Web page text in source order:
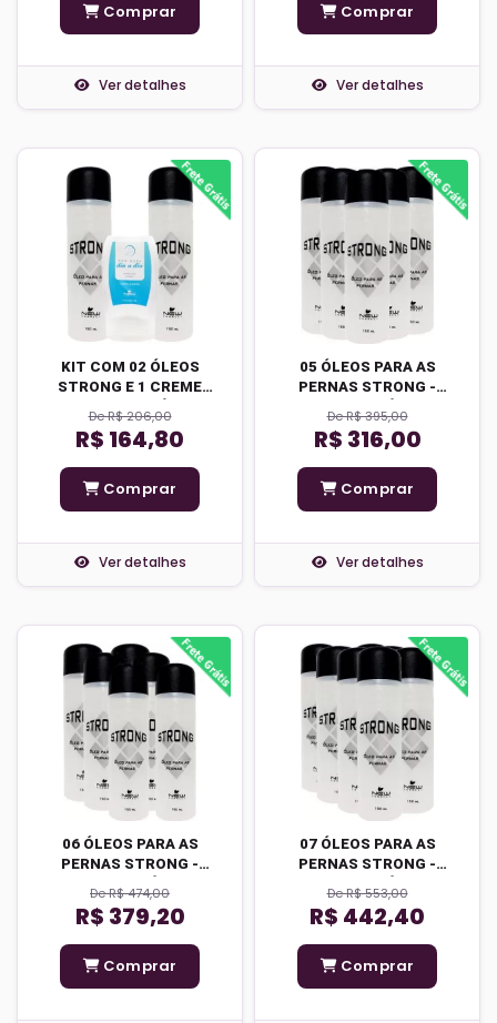
Comprar
Ver detalhes
Comprar
Ver detalhes
KIT COM 02 ÓLEOS
STRONG E 1 CREME
PARA OS PÉS
De R$ 206,00
R$ 164,80
Comprar
Ver detalhes
05 ÓLEOS PARA AS
PERNAS STRONG -
FRETE GRÁTIS
De R$ 395,00
R$ 316,00
Comprar
Ver detalhes
06 ÓLEOS PARA AS
PERNAS STRONG -
FRETE GRÁTIS
De R$ 474,00
R$ 379,20
Comprar
07 ÓLEOS PARA AS
PERNAS STRONG -
FRETE GRÁTIS
De R$ 553,00
R$ 442,40
Comprar